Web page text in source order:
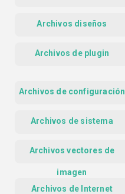
Archivos diseños
Archivos de plugin
Archivos de configuración
Archivos de sistema
Archivos vectores de
imagen
Archivos de Internet